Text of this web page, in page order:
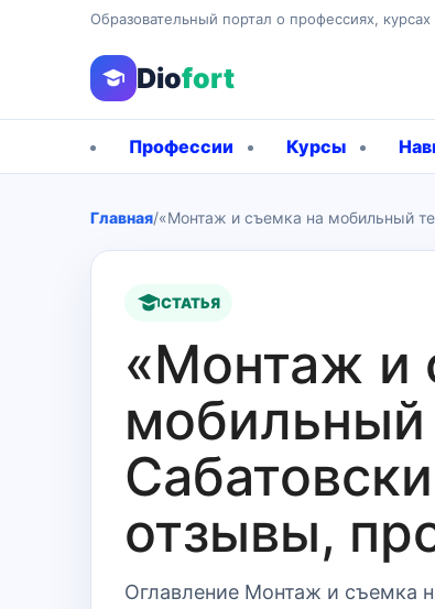
Образовательный портал о профессиях, курсах
Diofort
Профессии Курсы
Главная/«Монтаж и съемка на мобильный
СТАТЬЯ
«Монтаж и
мобильный
отзывы,
Оглавление Монтаж и съемка